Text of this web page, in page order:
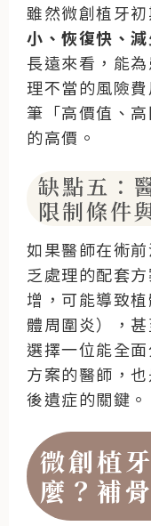
雖然微創植牙
小、恢復快、
長遠來看，能
理不當的風險
筆「高價值、
的高價。
缺點五：
限制條件
如果醫師在術
乏處理的配套
增，可能導致
體周圍炎），
選擇一位能全
方案的醫師，
後遺症的關鍵。
微創植
麼？補